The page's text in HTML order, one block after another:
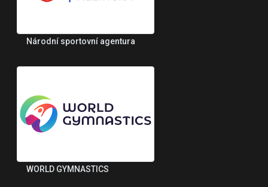
Národní sportovní agentura
WORLD GYMNASTICS